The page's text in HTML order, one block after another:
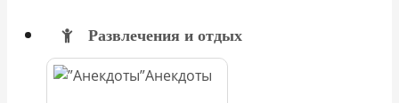
Развлечения и отдых
Анекдоты